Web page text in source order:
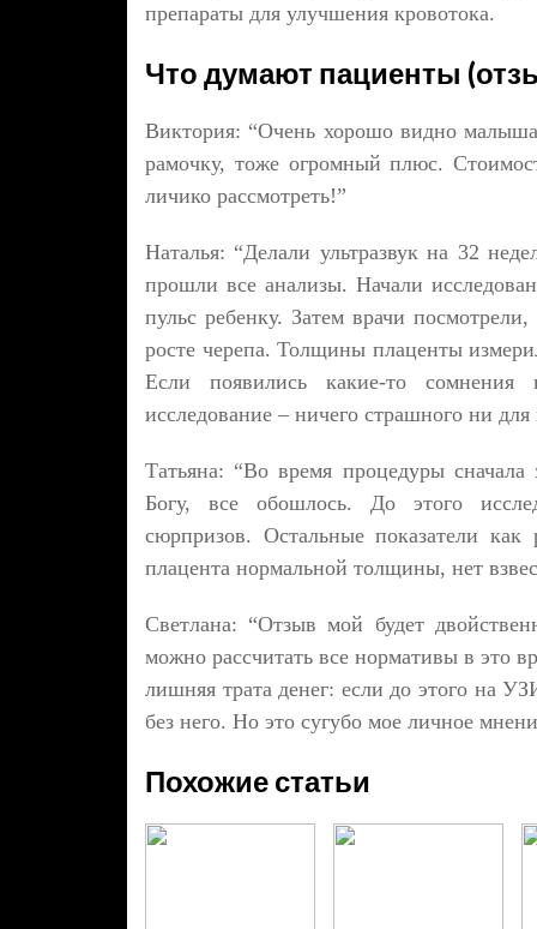
препараты для улучшения кровотока.
Что думают пациенты
Виктория: “Очень хорошо видно
рамочку, тоже огромный плюс.
личико рассмотреть!”
Наталья: “Делали ультразвук на 32
прошли все анализы. Начали
пульс ребенку. Затем врачи
росте черепа. Толщины плаценты
Если появились какие-то
исследование – ничего страшного ни
Татьяна: “Во время процедуры
Богу, все обошлось. До этого
сюрпризов. Остальные показатели
плацента нормальной толщины, нет
Светлана: “Отзыв мой будет
можно рассчитать все нормативы в это
лишняя трата денег: если до этого на
без него. Но это сугубо мое личное
Похожие статьи